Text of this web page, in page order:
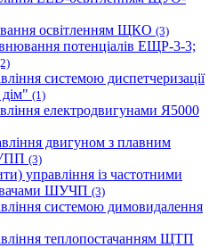
освітленням ЩКО (3)
потенціалів ЕЩР-3-3;
системою диспетчеризації
(1)
електродвигунами Я5000
двигуном з плавним
(3)
управління із частотними
ШУЧП (3)
системою димовидалення
теплопостачанням ЩТП